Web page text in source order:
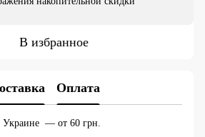
В избранное
Оплата
Украине — от 60 грн.